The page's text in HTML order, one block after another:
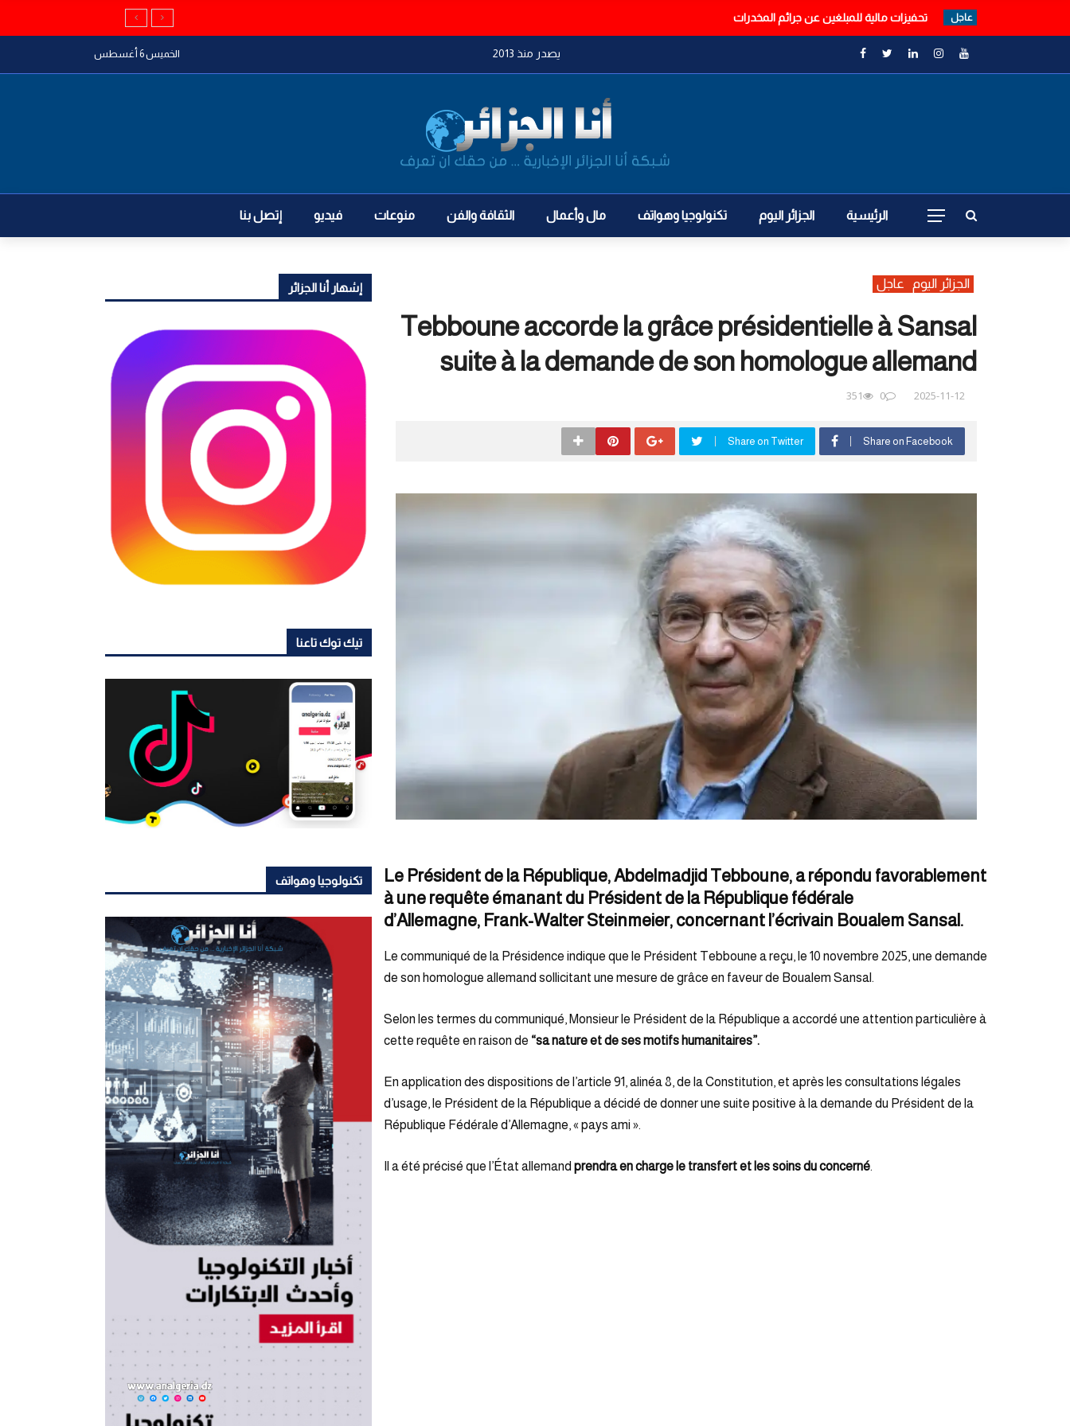
عاجل صانع المحتوى الجزائري “كريم” يتعرض للاعتداء في وهران والسلطات تلاحق المعتدين
الخميس 6 أغسطس يصدر منذ 2013
الرئيسية الجزائر اليوم تكنولوجيا وهواتف مال وأعمال الثقافة والفن منوعات فيديو إتصل بنا
الجزائر اليوم عاجل
Tebboune accorde la grâce présidentielle à Sansal
suite à la demande de son homologue allemand
2025-11-12
0
351
Share on Facebook
Share on Twitter
Le Président de la République,Abdelmadjid Tebboune, a répondu favorablement
à une requête émanant du Président de la République fédérale
d’Allemagne, Frank-Walter Steinmeier, concernant l’écrivain Boualem Sansal.
Le communiqué de la Présidence indique que le Président Tebboune a reçu, le 10 novembre 2025, une demande
de son homologue allemand sollicitant une mesure de grâce en faveur de Boualem Sansal.
Selon les termes du communiqué, Monsieur le Président de la République a accordé une attention particulière à
cette requête en raison de “sa nature et de ses motifs humanitaires”.
En application des dispositions de l’article 91, alinéa 8, de la Constitution, et après les consultations légales
d’usage, le Président de la République a décidé de donner une suite positive à la demande du Président de la
République Fédérale d’Allemagne, « pays ami ».
Il a été précisé que l’État allemand prendra en charge le transfert et les soins du concerné.
إشهار أنا الجزائر
تيك توك تاعنا
تكنولوجيا وهواتف